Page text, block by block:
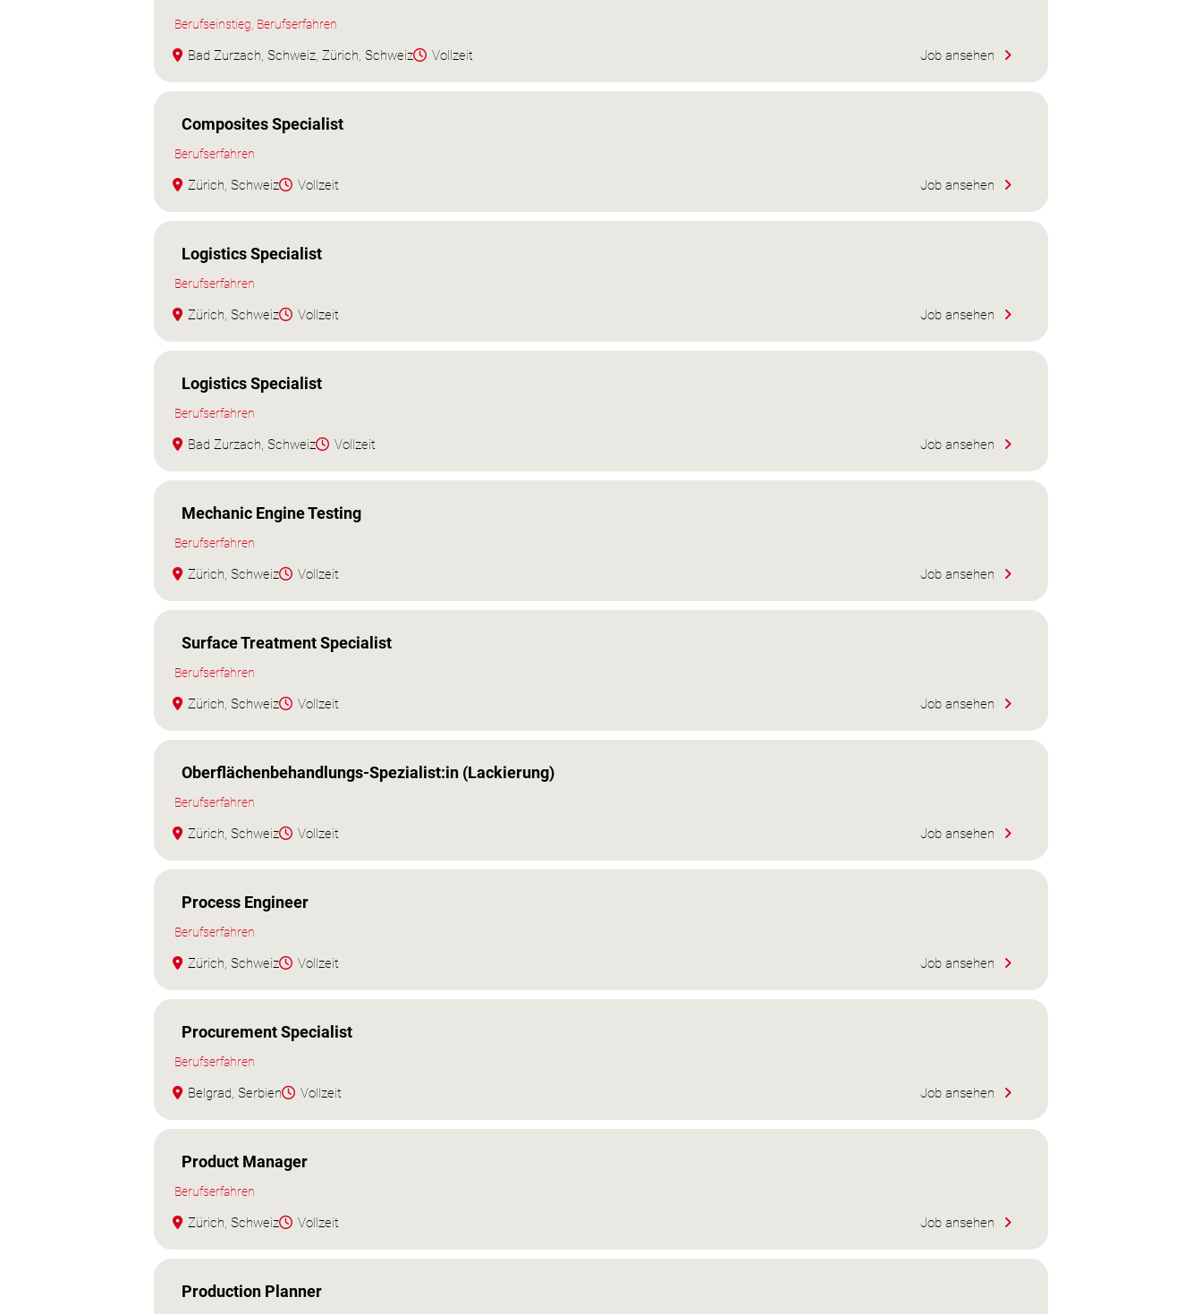
Berufseinstieg, Berufserfahren
Bad Zurzach, Schweiz, Zürich, Schweiz Vollzeit Job ansehen
Composites Specialist
Berufserfahren
Zürich, Schweiz Vollzeit Job ansehen
Logistics Specialist
Berufserfahren
Zürich, Schweiz Vollzeit Job ansehen
Logistics Specialist
Berufserfahren
Bad Zurzach, Schweiz Vollzeit Job ansehen
Mechanic Engine Testing
Berufserfahren
Zürich, Schweiz Vollzeit Job ansehen
Surface Treatment Specialist
Berufserfahren
Zürich, Schweiz Vollzeit Job ansehen
Oberflächenbehandlungs-Spezialist:in (Lackierung)
Berufserfahren
Zürich, Schweiz Vollzeit Job ansehen
Process Engineer
Berufserfahren
Zürich, Schweiz Vollzeit Job ansehen
Procurement Specialist
Berufserfahren
Belgrad, Serbien Vollzeit Job ansehen
Product Manager
Berufserfahren
Zürich, Schweiz Vollzeit Job ansehen
Production Planner